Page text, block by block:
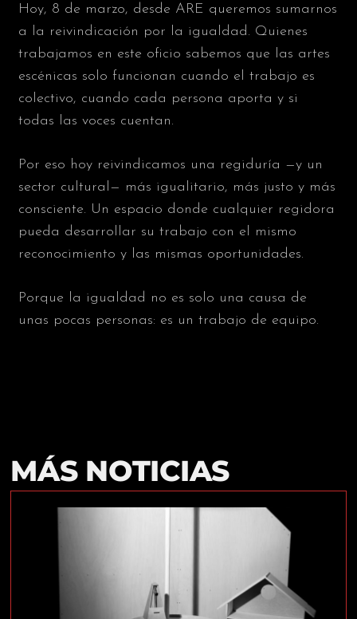
Hoy, 8 de marzo, desde ARE queremos sumarnos
a la reivindicación por la igualdad. Quienes
trabajamos en este oficio sabemos que las artes
escénicas solo funcionan cuando el trabajo es
colectivo, cuando cada persona aporta y si
todas las voces cuentan.
Por eso hoy reivindicamos una regiduría —y un
sector cultural— más igualitario, más justo y más
consciente. Un espacio donde cualquier regidora
pueda desarrollar su trabajo con el mismo
reconocimiento y las mismas oportunidades.
Porque la igualdad no es solo una causa de
unas pocas personas: es un trabajo de equipo.
MÁS NOTICIAS